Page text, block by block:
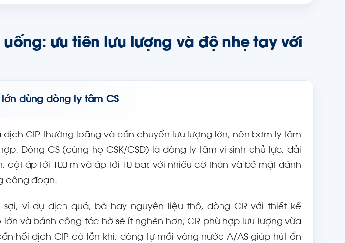
ưu tiên lưu lượng và độ nhẹ tay với
dùng dòng ly tâm CS
dịch CIP thường loãng và cần chuyển lưu lượng lớn, nên bơm ly tâm
Dòng CS (cùng họ CSK/CSD) là dòng ly tâm vi sinh chủ lực, dải
cột áp tới 100 m và áp tới 10 bar, với nhiều cỡ thân và bề mặt đánh
công đoạn.
ví dụ dịch quả, bã hay nguyên liệu thô, dòng CR với thiết kế
và bánh công tác hở sẽ ít nghẽn hơn; CR phù hợp lưu lượng vừa
hồi dịch CIP có lẫn khí, dòng tự mồi vòng nước A/AS giúp hút ổn